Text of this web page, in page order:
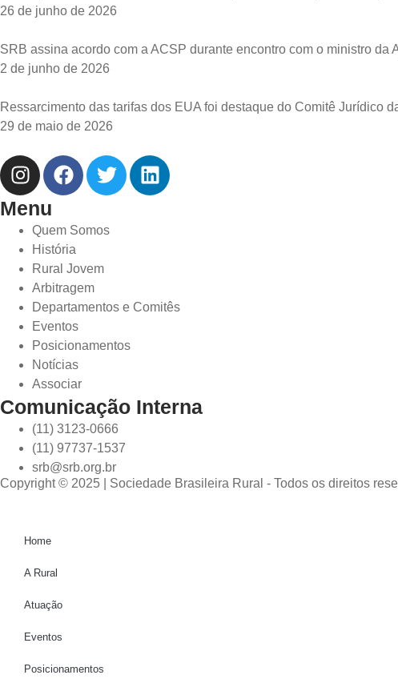
26 de junho de 2026
SRB assina acordo com a ACSP durante encontro com o ministro da
2 de junho de 2026
Ressarcimento das tarifas dos EUA foi destaque do Comitê Jurídico
29 de maio de 2026
Menu
Quem Somos
História
Rural Jovem
Arbitragem
Departamentos e Comitês
Eventos
Posicionamentos
Notícias
Associar
Comunicação Interna
(11) 3123-0666
(11) 97737-1537
srb@srb.org.br
Copyright © 2025 | Sociedade Brasileira Rural - Todos os direitos
Home
A Rural
Atuação
Eventos
Posicionamentos